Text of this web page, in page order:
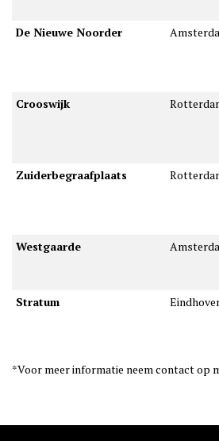
De Nieuwe Noorder
Crooswijk
Zuiderbegraafplaats
Westgaarde
Stratum
*Voor meer informatie neem contact op